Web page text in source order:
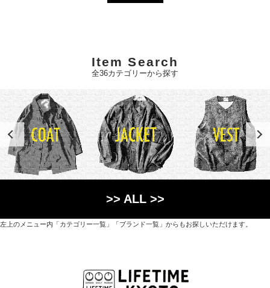
Item Search
全36カテゴリーから探す
>> ALL >>
左上のメニュー内「カテゴリー一覧」「ブランド一覧」からもお探しいただけます。
オリジナルを含むファッションアイテムが中心の
京都・紫野にあるライフスタイルショップです。